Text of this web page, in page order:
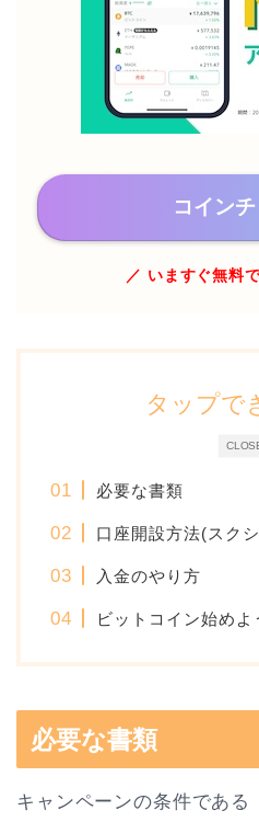
コイン
／ いますぐ無料
タップで
必要な書類
口座開設方法(スク
入金のやり方
ビットコイン始めよ
必要な書類
キャンペーンの条件である